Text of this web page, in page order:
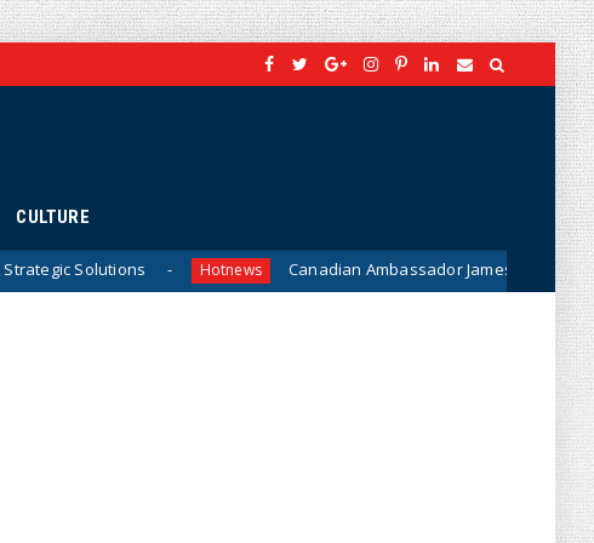
CULTURE
Hotnews Canadian Ambassador James Nickel Meets General